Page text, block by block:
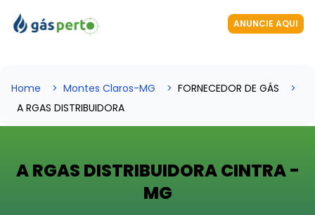
ANUNCIE AQUI
Home Montes Claros-MG
FORNECEDOR DE GÁS
A RGAS DISTRIBUIDORA
A RGAS DISTRIBUIDORA CINTRA -
MG